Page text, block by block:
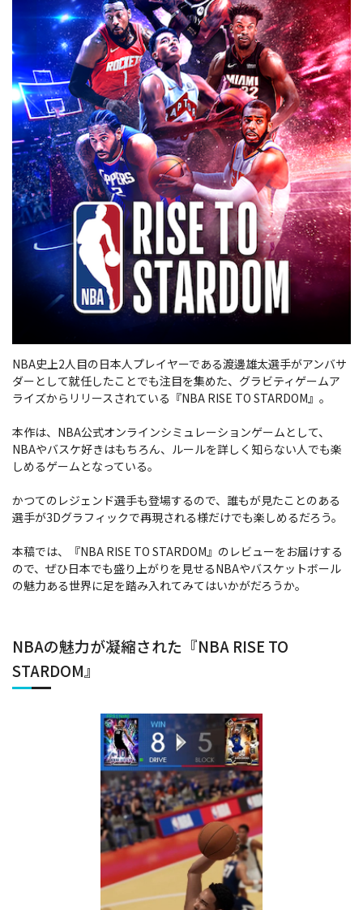
NBA史上2人目の日本人プレイヤーである渡邊雄太選手がアンバサ
ダーとして就任したことでも注目を集めた、グラビティゲームア
ライズからリリースされている『NBA RISE TO STARDOM』。
本作は、NBA公式オンラインシミュレーションゲームとして、
NBAやバスケ好きはもちろん、ルールを詳しく知らない人でも楽
しめるゲームとなっている。
かつてのレジェンド選手も登場するので、誰もが見たことのある
選手が3Dグラフィックで再現される様だけでも楽しめるだろう。
本稿では、『NBA RISE TO STARDOM』のレビューをお届けする
ので、ぜひ日本でも盛り上がりを見せるNBAやバスケットボール
の魅力ある世界に足を踏み入れてみてはいかがだろうか。
NBAの魅力が凝縮された『NBA RISE TO
STARDOM』